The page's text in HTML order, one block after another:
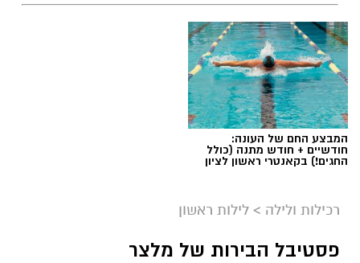
המבצע החם של העונה:
חודשיים + חודש מתנה (כולל
החגים!) בקאנטרי ראשון לציון
רכילות ולילה > לילות ראשון
פסטיבל הבירות של מלצר